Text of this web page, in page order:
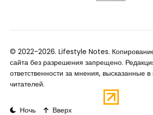
© 2022-2026. Lifestyle Notes.
сайта без разрешения запрещено.
ответственности за мнения, высказанные
читателей.
Ночь Вверх